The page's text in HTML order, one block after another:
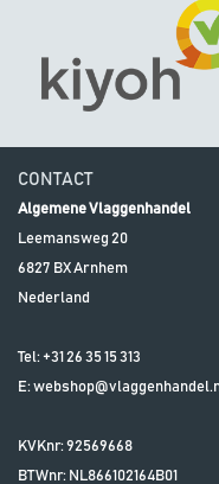
CONTACT
Algemene Vlaggenhandel
Leemansweg 20
6827 BXArnhem
Nederland
Tel: +31 26 35 15 313
E:
KVKnr: 92569668
BTWnr: NL866102164B01